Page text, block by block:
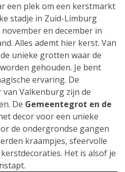
een plek om een kerstmarkt
stadje in Zuid-Limburg
en december in
Alles ademt hier kerst. Van
unieke grotten waar de
gehouden. Je bent
ervaring. De
Valkenburg zijn de
De Gemeentegrot en de
decor voor een unieke
de ondergrondse gangen
kraampjes, sfeervolle
Het is alsof je